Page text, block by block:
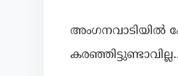
അംഗനവാടിയിൽ